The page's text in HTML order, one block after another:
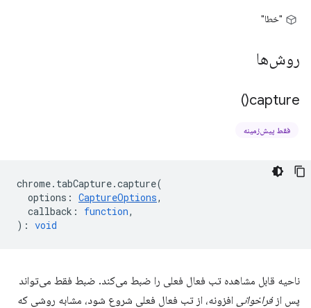
"خطا"
روش‌ها
capture(
)
فقط پیش‌زمینه
chrome. tabCapture.capture(
options : CaptureOptions,
callback : function,
) : void
ناحیه قابل مشاهده تب فعال فعلی را ضبط می‌کند. ضبط فقط می‌تواند
پس ازفراخوانی افزونه، از تب فعال فعلی شروع شود، مشابه روشی که